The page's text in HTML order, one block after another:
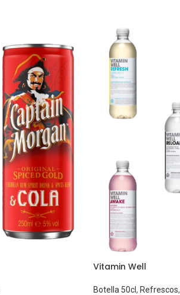
Vitamin Well
Botella 50cl, Refrescos,